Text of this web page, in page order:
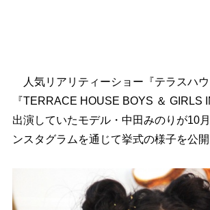
人気リアリティーショー『テラスハ
『TERRACE HOUSE BOYS ＆ GIRLS
出演していたモデル・中田みのりが10
ンスタグラムを通じて挙式の様子を公開